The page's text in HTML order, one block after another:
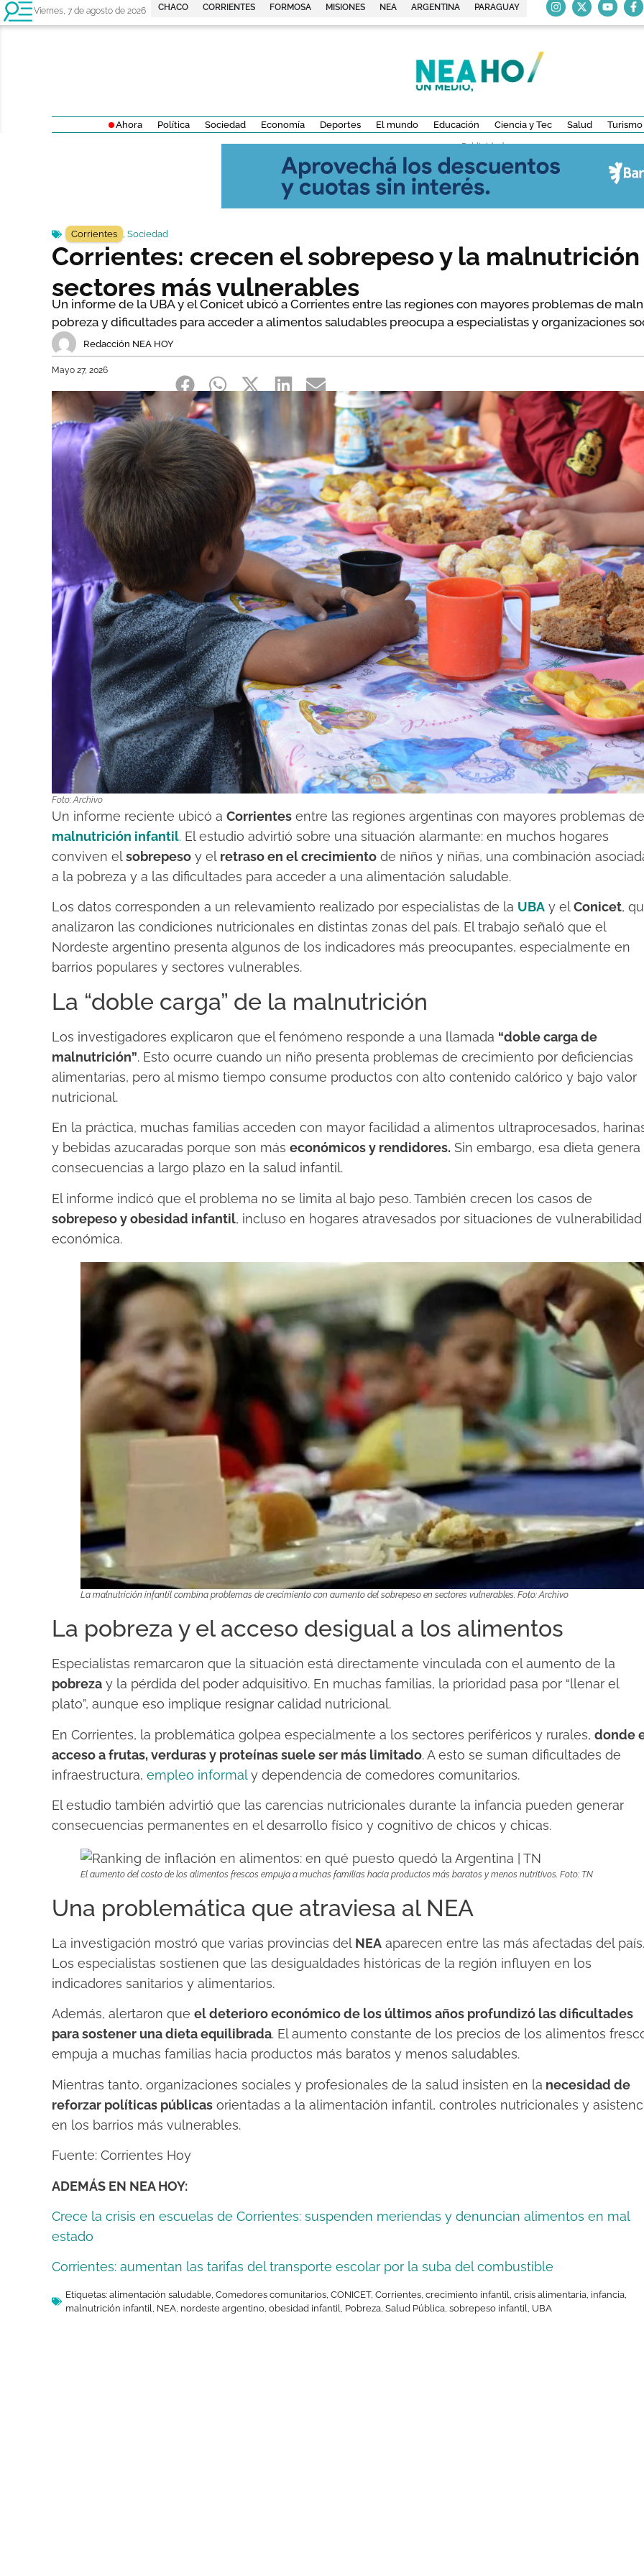
Viernes, 7 de agosto de 2026 CHACO CORRIENTES FORMOSA MISIONES NEA ARGENTINA PARAGUAY
Ahora Política Sociedad Economía Deportes El mundo Educación Ciencia y Tec Salud Turismo
- Publicidad -
Corrientes , Sociedad
Corrientes: crecen el sobrepeso y la
sectores más vulnerables
Un informe de la UBA y el Conicet ubicó a Corrientes entre las regiones con mayores problemas de
pobreza y dificultades para acceder a alimentos saludables preocupa a especialistas y organizaciones
Redacción NEA HOY
Mayo 27, 2026
Foto: Archivo
Un informe reciente ubicó a Corrientes entre las regiones argentinas con mayores problemas de
malnutrición infantil. El estudio advirtió sobre una situación alarmante: en muchos hogares
conviven elsobrepeso y el retraso en el crecimiento de niños y niñas, una combinación
a la pobreza y a las dificultades para acceder a una alimentación saludable.
Los datos corresponden a un relevamiento realizado por especialistas de la UBA y elConicet,
analizaron las condiciones nutricionales en distintas zonas del país. El trabajo señaló que el
Nordeste argentino presenta algunos de los indicadores más preocupantes, especialmente en
barrios populares y sectores vulnerables.
La “doble carga” de la malnutrición
Los investigadores explicaron que el fenómeno responde a una llamada “doble carga de
malnutrición”. Esto ocurre cuando un niño presenta problemas de crecimiento por deficiencias
alimentarias, pero al mismo tiempo consume productos con alto contenido calórico y bajo valor
nutricional.
En la práctica, muchas familias acceden con mayor facilidad a alimentos ultraprocesados,
y bebidas azucaradas porque son más económicos y rendidores. Sin embargo, esa dieta genera
consecuencias a largo plazo en la salud infantil.
El informe indicó que el problema no se limita al bajo peso. También crecen los casos de
sobrepeso y obesidad infantil, incluso en hogares atravesados por situaciones de vulnerabilidad
económica.
La malnutrición infantil combina problemas de crecimiento con aumento del sobrepeso en sectores vulnerables. Foto: Archivo
La pobreza y el acceso desigual a los alimentos
Especialistas remarcaron que la situación está directamente vinculada con el aumento de la
pobreza y la pérdida del poder adquisitivo. En muchas familias, la prioridad pasa por “llenar el
plato”, aunque eso implique resignar calidad nutricional.
En Corrientes, la problemática golpea especialmente a los sectores periféricos y rurales, donde
acceso a frutas, verduras y proteínas suele ser más limitado. A esto se suman dificultades de
infraestructura, empleo informaly dependencia de comedores comunitarios.
El estudio también advirtió que las carencias nutricionales durante la infancia pueden generar
consecuencias permanentes en el desarrollo físico y cognitivo de chicos y chicas.
El aumento del costo de los alimentos frescos empuja a muchas familias hacia productos más baratos y menos nutritivos. Foto: TN
Una problemática que atraviesa al NEA
La investigación mostró que varias provincias del NEA aparecen entre las más afectadas del país.
Los especialistas sostienen que las desigualdades históricas de la región influyen en los
indicadores sanitarios y alimentarios.
Además, alertaron que el deterioro económico de los últimos años profundizó las dificultades
para sostener una dieta equilibrada. El aumento constante de los precios de los alimentos
empuja a muchas familias hacia productos más baratos y menos saludables.
Mientras tanto, organizaciones sociales y profesionales de la salud insisten en la necesidad de
reforzar políticas públicas orientadas a la alimentación infantil, controles nutricionales y
en los barrios más vulnerables.
Fuente: Corrientes Hoy
ADEMÁS EN NEA HOY:
Crece la crisis en escuelas de Corrientes: suspenden meriendas y denuncian alimentos en mal
estado
Corrientes: aumentan las tarifas del transporte escolar por la suba del combustible
Etiquetas: alimentación saludable Comedores comunitarios CONICET, Corrientes crecimiento infantil crisis alimentaria infancia
malnutrición infantil
NEA nordeste argentino obesidad infantil Pobreza Salud Pública sobrepeso infantil UBA